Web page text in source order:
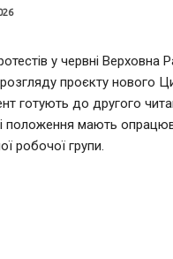
у червні Верховна
проєкту нового
готують до другого
положення мають
робочої групи.